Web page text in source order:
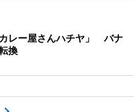
レー屋さんハチヤ」 バナ
換